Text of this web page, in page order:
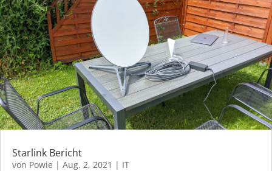
Starlink Bericht
von Powie | Aug. 2, 2021 | IT